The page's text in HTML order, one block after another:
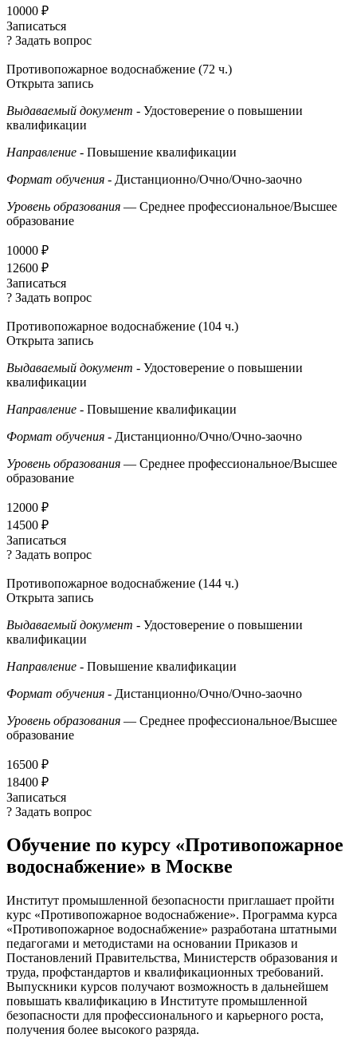
10000 ₽
Записаться
? Задать вопрос
Противопожарное водоснабжение (72 ч.)
Открыта запись
Выдаваемый документ - Удостоверение о повышении
квалификации
Направление - Повышение квалификации
Формат обучения - Дистанционно/Очно/Очно-заочно
Уровень образования — Среднее профессиональное/Высшее
образование
10000 ₽
12600 ₽
Записаться
? Задать вопрос
Противопожарное водоснабжение (104 ч.)
Открыта запись
Выдаваемый документ - Удостоверение о повышении
квалификации
Направление - Повышение квалификации
Формат обучения - Дистанционно/Очно/Очно-заочно
Уровень образования — Среднее профессиональное/Высшее
образование
12000 ₽
14500 ₽
Записаться
? Задать вопрос
Противопожарное водоснабжение (144 ч.)
Открыта запись
Выдаваемый документ - Удостоверение о повышении
квалификации
Направление - Повышение квалификации
Формат обучения - Дистанционно/Очно/Очно-заочно
Уровень образования — Среднее профессиональное/Высшее
образование
16500 ₽
18400 ₽
Записаться
? Задать вопрос
Обучение по курсу «Противопожарное
водоснабжение» в Москве
Институт промышленной безопасности приглашает пройти
курс «Противопожарное водоснабжение». Программа курса
«Противопожарное водоснабжение» разработана штатными
педагогами и методистами на основании Приказов и
Постановлений Правительства, Министерств образования и
труда, профстандартов и квалификационных требований.
Выпускники курсов получают возможность в дальнейшем
повышать квалификацию в Институте промышленной
безопасности для профессионального и карьерного роста,
получения более высокого разряда.